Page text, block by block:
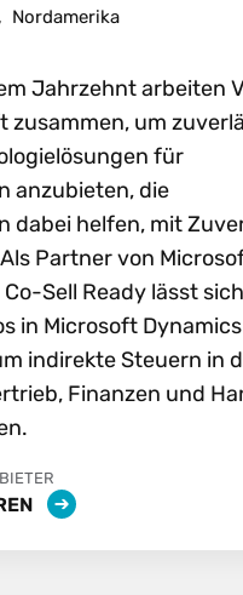
Nordamerika
Jahrzehnt arbeiten
zusammen, um
für
anzubieten, die
dabei helfen, mit
Partner von
Sell Ready lässt sich
in Microsoft
indirekte Steuern in
Finanzen und